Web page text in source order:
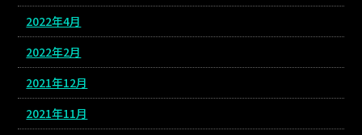
2022年4月
2022年2月
2021年12月
2021年11月